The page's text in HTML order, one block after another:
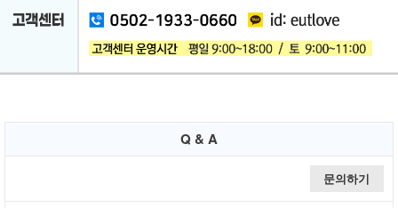
Q & A
문의하기